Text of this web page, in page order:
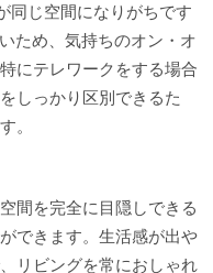
同じ空間になりがちです
ため、気持ちのオン・オ
にテレワークをする場合
しっかり区別できるた
。
間を完全に目隠しできる
できます。生活感が出や
リビングを常におしゃれ